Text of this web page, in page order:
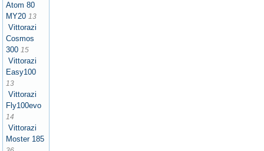
Atom 80
MY20 13
Vittorazi
Cosmos
300 15
Vittorazi
Easy100
13
Vittorazi
Fly100evo
14
Vittorazi
Moster 185